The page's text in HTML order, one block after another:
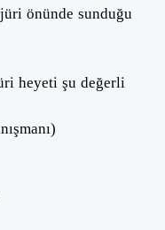
önünde sunduğu
heyeti şu değerli